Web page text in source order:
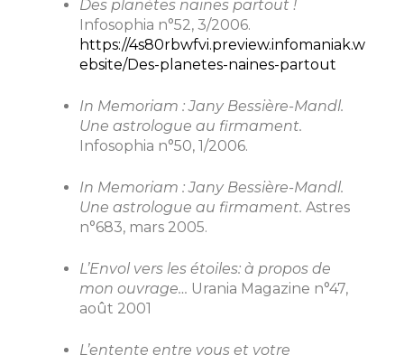
Des planètes naines partout !
Infosophia n°52, 3/2006.
https://4s80rbwfvi.preview.infomaniak.w
ebsite/Des-planetes-naines-partout
In Memoriam : Jany Bessière-Mandl.
Une astrologue au firmament.
Infosophia n°50, 1/2006.
In Memoriam : Jany Bessière-Mandl.
Une astrologue au firmament. Astres
n°683, mars 2005.
L’Envol vers les étoiles: à propos de
mon ouvrage… Urania Magazine n°47,
août 2001
L’entente entre vous et votre